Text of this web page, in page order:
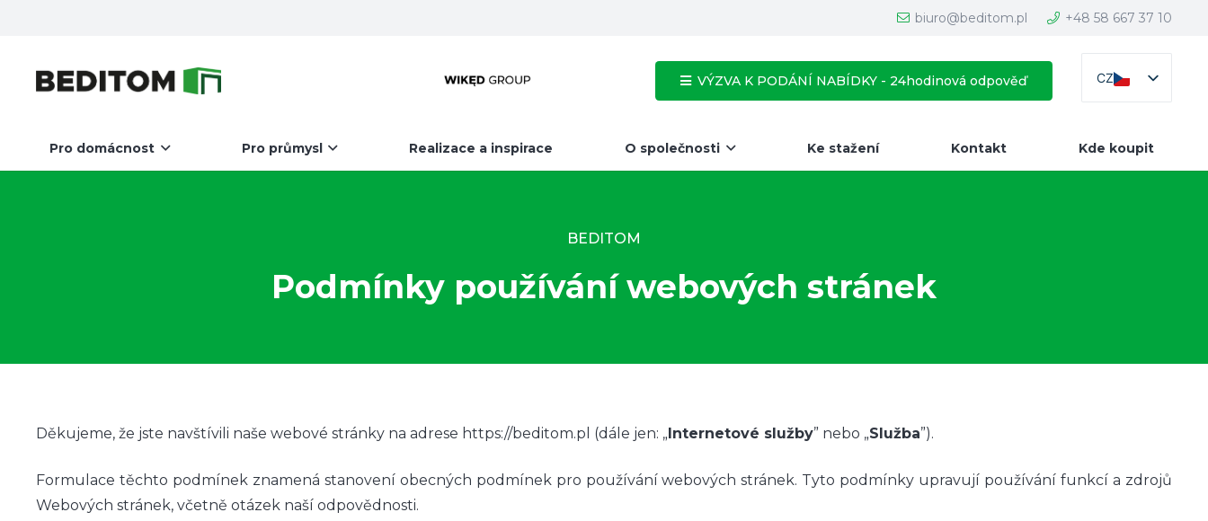
biuro@beditom.pl +48 58 667 37 10
VÝZVA K PODÁNÍ NABÍDKY - 24hodinová odpověď CZ
Pro domácnost Pro průmysl Realizace a inspirace O společnosti Ke stažení Kontakt Kde koupit
BEDITOM
Podmínky používání webových stránek
Děkujeme, že jste navštívili naše webové stránky na adrese https://beditom.pl (dále jen: „ Internetové služby” nebo „Služba”).
Formulace těchto podmínek znamená stanovení obecných podmínek pro používání webových stránek. Tyto podmínky upravují používání funkcí a zdrojů
Webových stránek, včetně otázek naší odpovědnosti.